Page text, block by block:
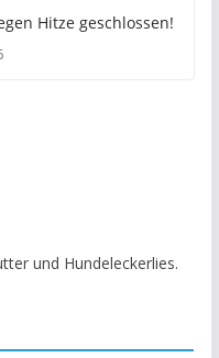
Hitze geschlossen!
und Hundeleckerlies.